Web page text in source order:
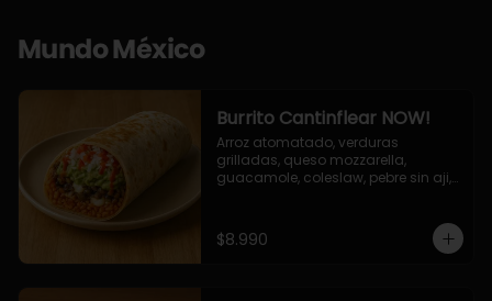
Mundo México
Burrito Cantinflear NOW!
Arroz atomatado, verduras
grilladas, queso mozzarella,
guacamole, coleslaw, pebre sin aji,
$8.990